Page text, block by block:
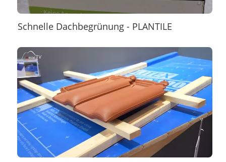
Schnelle Dachbegrünung - PLANTILE